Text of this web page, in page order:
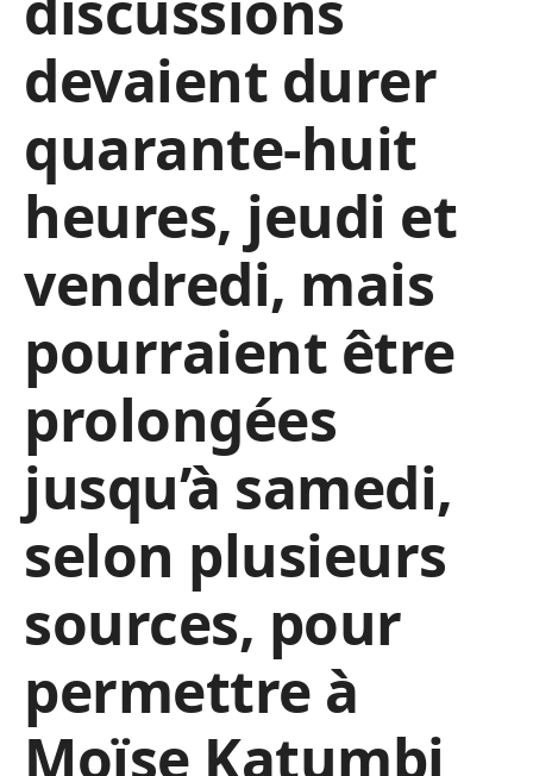
devaient durer
quarante-huit
heures, jeudi et
vendredi, mais
pourraient être
prolongées
jusqu’à samedi,
selon plusieurs
sources, pour
permettre à
Moïse Katumbi